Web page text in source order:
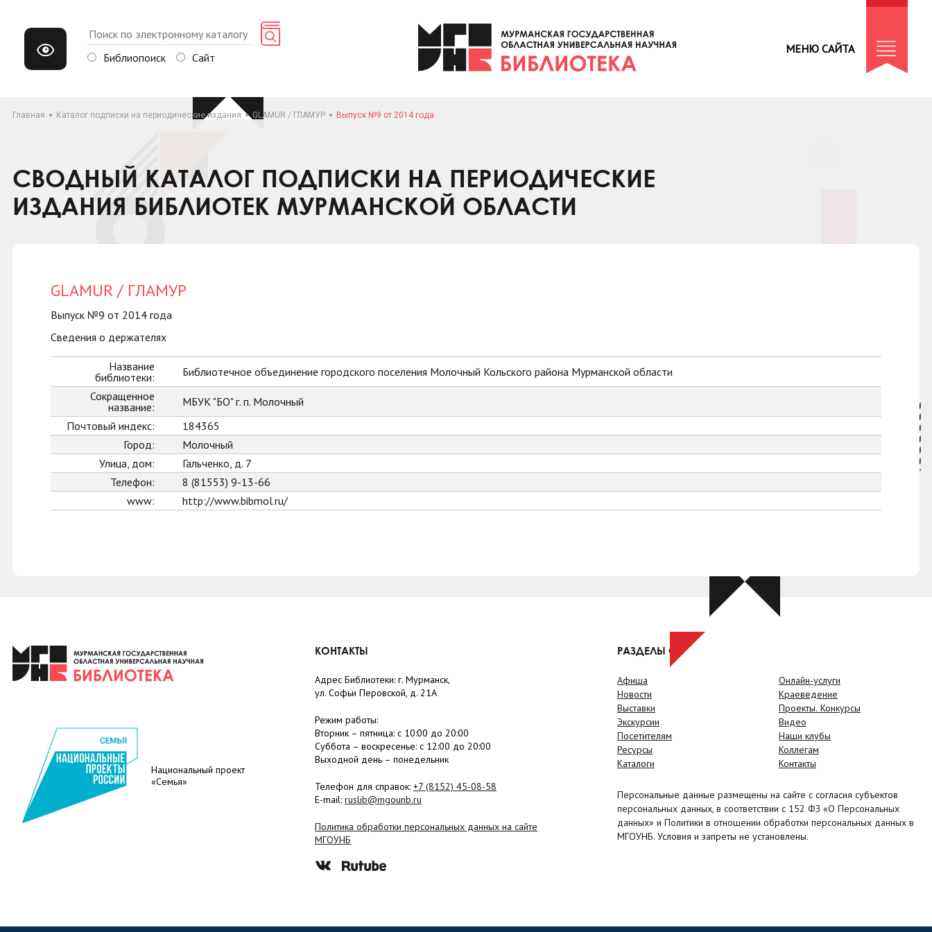
Библиопоиск Сайт
МЕНЮ САЙТА
Главная Каталог подписки на периодические издания GLAMUR / ГЛАМУР Выпуск №9 от 2014 года
СВОДНЫЙ КАТАЛОГ ПОДПИСКИ НА ПЕРИОДИЧЕСКИЕ
ИЗДАНИЯ БИБЛИОТЕК МУРМАНСКОЙ ОБЛАСТИ
GLAMUR / ГЛАМУР
Выпуск №9 от 2014 года
Сведения о держателях
Название
библиотеки:
Библиотечное объединение городского поселения Молочный Кольского района Мурманской области
Сокращенное
название:
МБУК "БО" г. п. Молочный
Почтовый индекс:
184365
Город:
Молочный
Улица, дом:
Гальченко, д. 7
Телефон:
8 (81553) 9-13-66
www:
http://www.bibmol.ru/
Национальный проект
«Семья»
КОНТАКТЫ
Адрес Библиотеки: г. Мурманск,
ул. Софьи Перовской, д. 21А
Режим работы:
Вторник – пятница: с 10:00 до 20:00
Суббота – воскресенье: c 12:00 до 20:00
Выходной день – понедельник
Телефон для справок: +7 (8152) 45-08-58
E-mail: ruslib@mgounb.ru
Политика обработки персональных данных на сайте
МГОУНБ
РАЗДЕЛЫ САЙТА
Афиша
Новости
Выставки
Экскурсии
Посетителям
Ресурсы
Каталоги
Онлайн-услуги
Краеведение
Проекты. Конкурсы
Видео
Наши клубы
Коллегам
Контакты
Персональные данные размещены на сайте с согласия субъектов
персональных данных, в соответствии с 152 ФЗ «О Персональных
данных» и Политики в отношении обработки персональных данных в
МГОУНБ. Условия и запреты не установлены.